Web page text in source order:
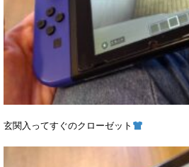
玄関入ってすぐのクローゼット